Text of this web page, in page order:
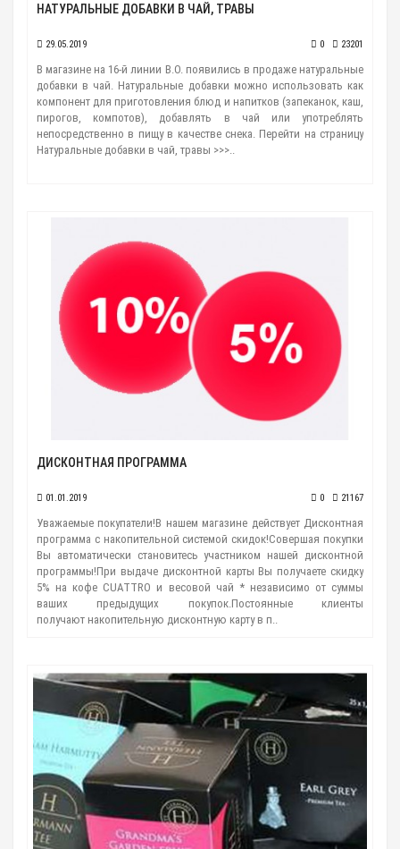
НАТУРАЛЬНЫЕ ДОБАВКИ В ЧАЙ, ТРАВЫ
29.05.2019 0 23201
В магазине на 16-й линии В.О. появились в продаже натуральные
добавки в чай. Натуральные добавки можно использовать как
компонент для приготовления блюд и напитков (запеканок, каш,
пирогов, компотов), добавлять в чай или употреблять
непосредственно в пищу в качестве снека. Перейти на страницу
Натуральные добавки в чай, травы >>>..
ДИСКОНТНАЯ ПРОГРАММА
01.01.2019 0 21167
Уважаемые покупатели!В нашем магазине действует Дисконтная
программа с накопительной системой скидок!Совершая покупки
Вы автоматически становитесь участником нашей дисконтной
программы!При выдаче дисконтной карты Вы получаете скидку
5% на кофе CUATTRO и весовой чай * независимо от суммы
ваших предыдущих покупок.Постоянные клиенты
получают накопительную дисконтную карту в п..